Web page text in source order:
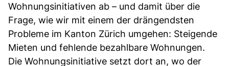
Wohnungsinitiativen ab – und damit über die
Frage, wie wir mit einem der drängendsten
Probleme im Kanton Zürich umgehen: Steigende
Mieten und fehlende bezahlbare Wohnungen.
Die Wohnungsinitiative setzt dort an, wo der